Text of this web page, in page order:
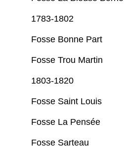
1783-1802
Fosse Bonne Part
Fosse Trou Martin
1803-1820
Fosse Saint Louis
Fosse La Pensée
Fosse Sarteau